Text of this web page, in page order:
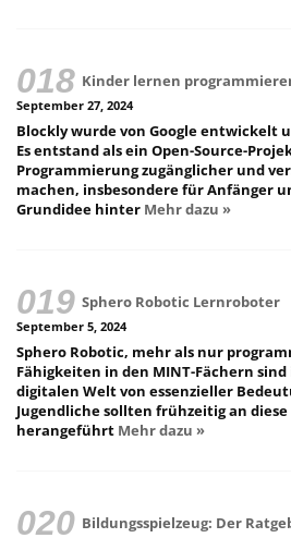
Kinder lernen
September 27, 2024
Blockly wurde von Google entwickelt
Es entstand als ein Open-Source-
Programmierung zugänglicher und
machen, insbesondere für Anfänger
Grundidee hinter Mehr dazu »
Sphero Robotic Lernroboter
September 5, 2024
Sphero Robotic, mehr als nur
Fähigkeiten in den MINT-Fächern
digitalen Welt von essenzieller
Jugendliche sollten frühzeitig an
herangeführt Mehr dazu »
Bildungsspielzeug: Der